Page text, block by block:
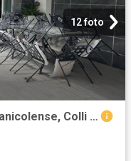
12 foto
Casa di 85 mq a Monteverde, Gianicolense, Colli Portuensi, Casaletto Roma